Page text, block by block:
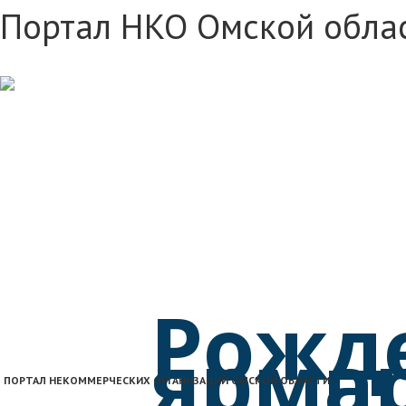
Портал НКО Омской
ПОРТАЛ НЕКОММЕРЧЕСКИХ ОРГАНИЗАЦИЙ ОМСКОЙ ОБЛАСТИ